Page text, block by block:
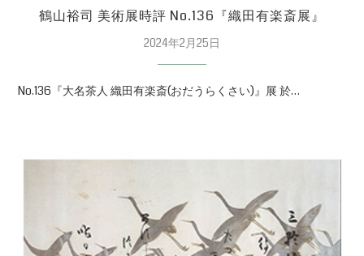
鶴山裕司 美術展時評 No.136『織田有楽斎展』
2024年2月25日
No.136『大名茶人 織田有楽斎(おだうらくさい)』展 於…